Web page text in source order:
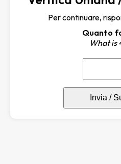
Per continuare,
Quanto
What is
Invia /